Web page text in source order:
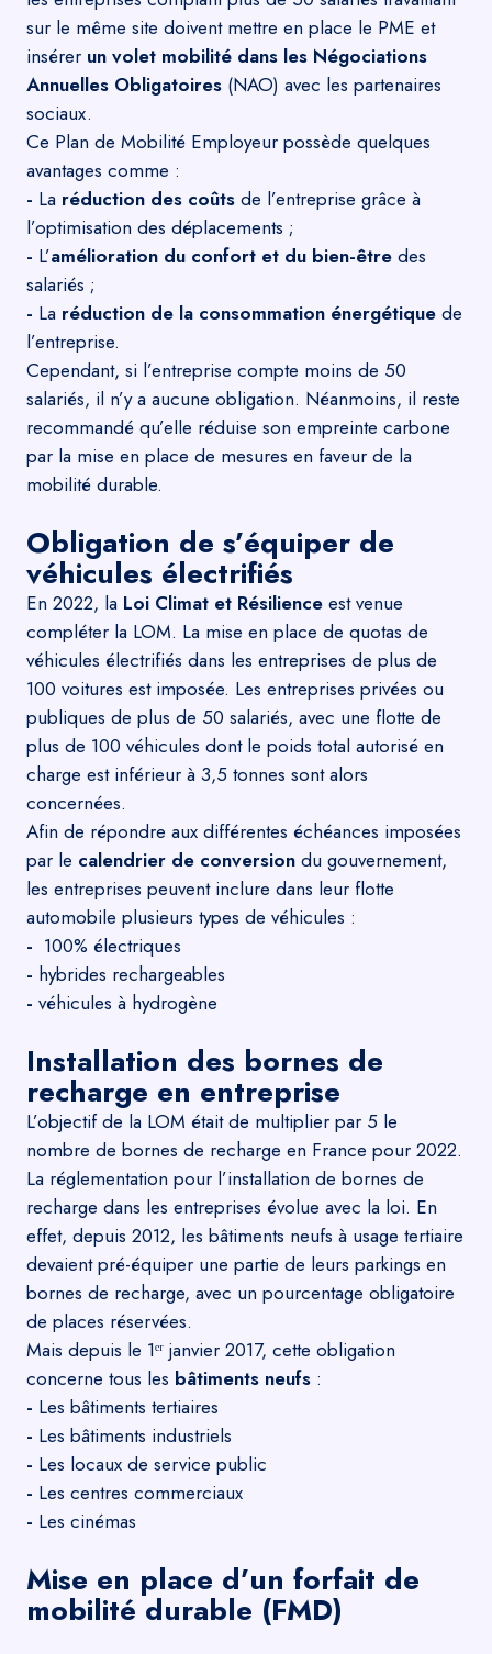
sur le même site doivent mettre en place le PME et
insérer un volet mobilité dans les Négociations
Annuelles Obligatoires (NAO) avec les partenaires
sociaux.
Ce Plan de Mobilité Employeur possède quelques
avantages comme :
- La réduction des coûts de l’entreprise grâce à
l’optimisation des déplacements ;
- L’amélioration du confort et du bien-être des
salariés ;
- La réduction de la consommation énergétique de
l’entreprise.
Cependant, si l’entreprise compte moins de 50
salariés, il n’y a aucune obligation. Néanmoins, il reste
recommandé qu’elle réduise son empreinte carbone
par la mise en place de mesures en faveur de la
mobilité durable.
Obligation de s’équiper de
véhicules électrifiés
En 2022, la Loi Climat et Résilience est venue
compléter la LOM. La mise en place de quotas de
véhicules électrifiés dans les entreprises de plus de
100 voitures est imposée. Les entreprises privées ou
publiques de plus de 50 salariés, avec une flotte de
plus de 100 véhicules dont le poids total autorisé en
charge est inférieur à 3,5 tonnes sont alors
concernées.
Afin de répondre aux différentes échéances imposées
par le calendrier de conversion du gouvernement,
les entreprises peuvent inclure dans leur flotte
automobile plusieurs types de véhicules :
- 100% électriques
- hybrides rechargeables
- véhicules à hydrogène
Installation des bornes de
recharge en entreprise
L’objectif de la LOM était de multiplier par 5 le
nombre de bornes de recharge en France pour 2022.
La réglementation pour l’installation de bornes de
recharge dans les entreprises évolue avec la loi. En
effet, depuis 2012, les bâtiments neufs à usage tertiaire
devaient pré-équiper une partie de leurs parkings en
bornes de recharge, avec un pourcentage obligatoire
de places réservées.
Mais depuis le 1ᵉʳ janvier 2017, cette obligation
concerne tous les bâtiments neufs :
- Les bâtiments tertiaires
- Les bâtiments industriels
- Les locaux de service public
- Les centres commerciaux
- Les cinémas
Mise en place d’un forfait de
mobilité durable (FMD)